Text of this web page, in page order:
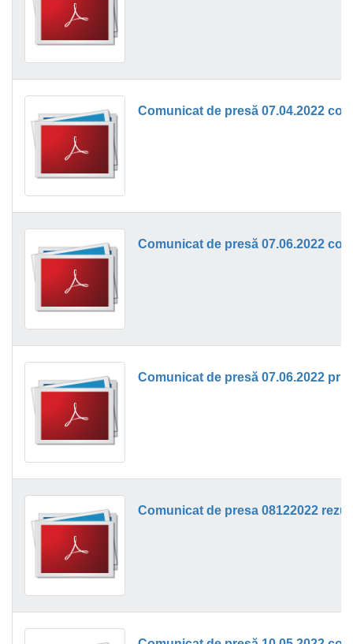
Comunicat de presă 07.06.2022
Comunicat de presa 08122022